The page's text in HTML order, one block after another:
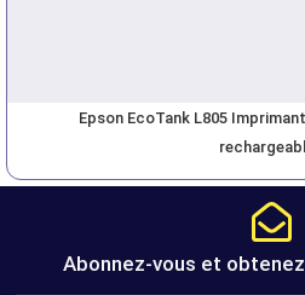
Epson EcoTank L805
Abonnez-vous et